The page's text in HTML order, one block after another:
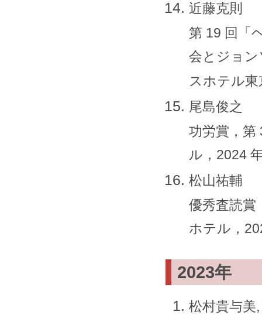
近藤克則
第 19 回「
会とジョ
スホテル東
尾島俊之
功労賞，第
ル，2024
松山祐輔
優秀査読賞
ホテル，
2023年
松村貴与美